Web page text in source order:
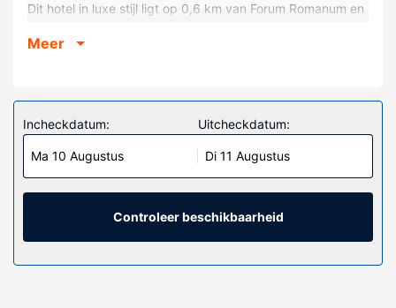
Dit hotel in luxe stijl ligt op 0,6 km van Forum Romanum en
Kamers
kamers met gratis minibars en espressoapparaten. Je bed
met traagschuim matras komt met luxe beddengoed. Alle
kamers hebben een flatscreentelevisie van 30 inch met
satellietzenders, terwijl je dankzij gratis wifi online blijft. De
badkamers hebben elk diepe baden en bidets.
op zoekt bent naar leuke activiteiten, dan vind je hier een
Meer
Incheckdatum:
Ma 10 Augustus
Uitcheckdatum:
Di 11 Augustus
Controleer beschikbaarheid